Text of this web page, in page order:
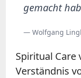
gemacht
— Wolfgang Lingl
Spiritual
Verständnis